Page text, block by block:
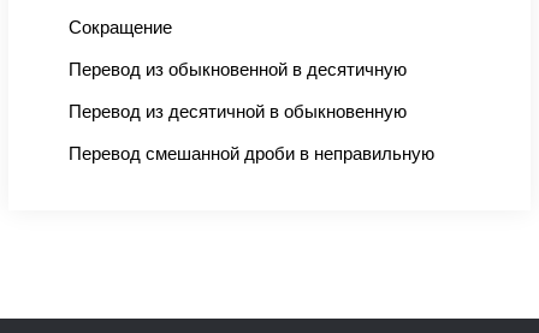
Сокращение
Перевод из обыкновенной в десятичную
Перевод из десятичной в обыкновенную
Перевод смешанной дроби в неправильную